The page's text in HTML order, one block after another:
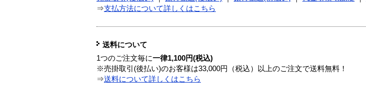
⇒支払方法について詳しくはこちら
送料について
1つのご注文毎に一律1,100円(税込)
※売掛取引(後払い)のお客様は33,000円（税込）以上のご注文で送料無料！
⇒送料について詳しくはこちら